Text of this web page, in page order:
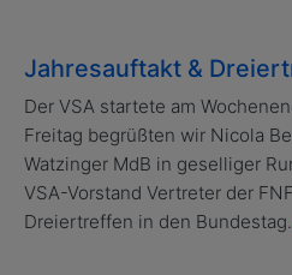
Jahresauftakt &
Der VSA startete am
Freitag begrüßten wir Nicola
Watzinger MdB in geselliger
VSA-Vorstand Vertreter der
Dreiertreffen in den Bundestag.